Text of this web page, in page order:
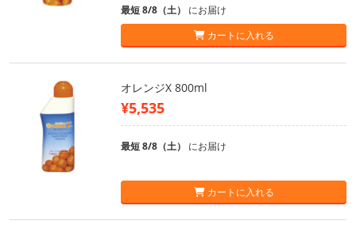
最短 8/8（土） にお届け
カートに入れる
オレンジX 800ml
¥5,535
最短 8/8（土） にお届け
カートに入れる